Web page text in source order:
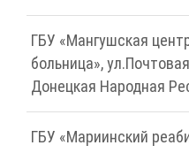
ГБУ «Мангушская
больница»,
Донецкая Народная
ГБУ «Мариинский